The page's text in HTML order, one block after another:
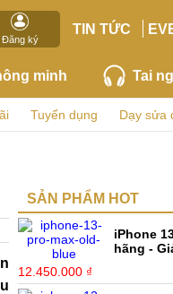
Đăng ký
TIN TỨC
minh Tai
Tuyển dụng Dạy sửa
SẢN PHẨM HOT
iPhone
hãng -
12.450.000 ₫